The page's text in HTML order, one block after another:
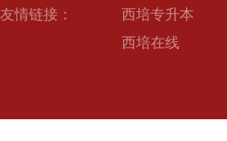
友情链接： 西培专升本
西培在线